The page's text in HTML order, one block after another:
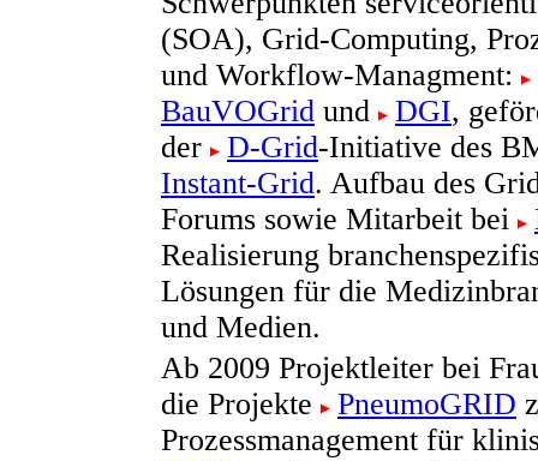
(SOA), Grid-Computing,
und Workflow-Managment:
BauVOGrid und DGI,
der
D-Grid-Initiative des
Instant-Grid. Aufbau des
Forums sowie Mitarbeit bei
Realisierung
Lösungen für die
und Medien.
Ab 2009 Projektleiter bei
die Projekte
PneumoGRID
Prozessmanagement für